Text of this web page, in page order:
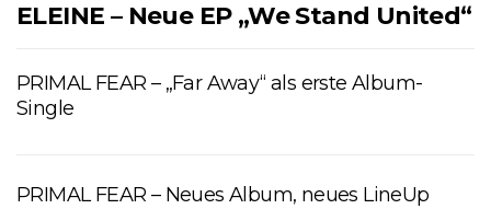
ELEINE – Neue EP „We Stand United“
PRIMAL FEAR – „Far Away“ als erste Album-
Single
PRIMAL FEAR – Neues Album, neues LineUp